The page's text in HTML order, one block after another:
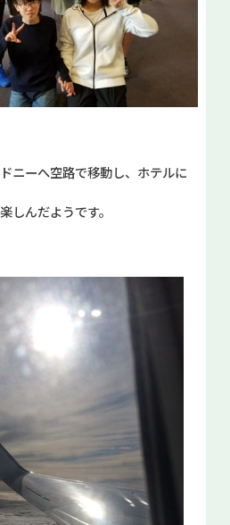
ニーへ空路で移動し、ホテルに
しんだようです。